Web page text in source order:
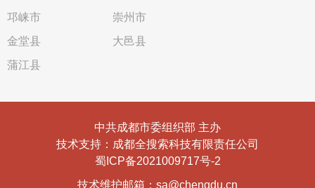
邛崃市
崇州市
金堂县
大邑县
蒲江县
中共成都市委组织部 主办
技术支持：成都全搜索科技有限责任公司
蜀ICP备2021009717号-2
技术维护邮箱：sa@chengdu.cn